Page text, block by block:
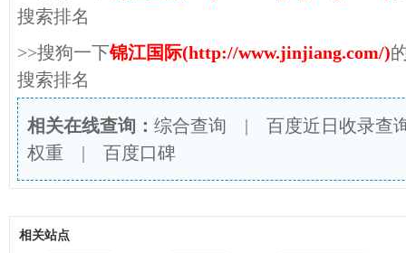
搜索排名
>>搜狗一下锦江国际(http://www.jinjiang.com/)
搜索排名
相关在线查询： 综合查询 | 百度近日收录查
权重 | 百度口碑
相关站点